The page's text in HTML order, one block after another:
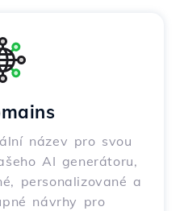
název pro svou
AI generátoru,
personalizované a
návrhy pro